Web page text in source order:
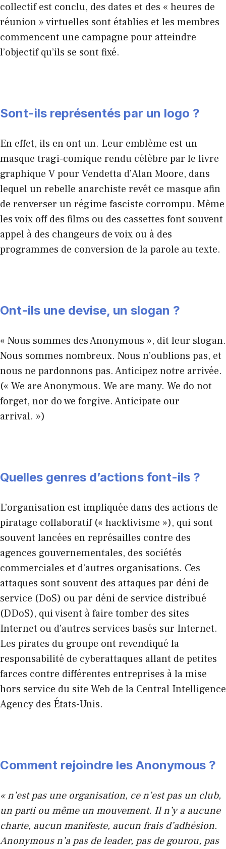
collectif est conclu, des dates et des « heures de
réunion » virtuelles sont établies et les membres
commencent une campagne pour atteindre
l’objectif qu’ils se sont fixé.
Sont-ils représentés par un logo ?
En effet, ils en ont un. Leur emblème est un
masque tragi-comique rendu célèbre par le livre
graphique V pour Vendetta d’Alan Moore, dans
lequel un rebelle anarchiste revêt ce masque afin
de renverser un régime fasciste corrompu. Même
les voix off des films ou des cassettes font souvent
appel à des changeurs de voix ou à des
programmes de conversion de la parole au texte.
Ont-ils une devise, un slogan ?
« Nous sommes des Anonymous », dit leur slogan.
Nous sommes nombreux. Nous n’oublions pas, et
nous ne pardonnons pas. Anticipez notre arrivée.
(« We are Anonymous. We are many. We do not
forget, nor do we forgive. Anticipate our
arrival. »)
Quelles genres d’actions font-ils ?
L’organisation est impliquée dans des actions de
piratage collaboratif (« hacktivisme »), qui sont
souvent lancées en représailles contre des
agences gouvernementales, des sociétés
commerciales et d’autres organisations. Ces
attaques sont souvent des attaques par déni de
service (DoS) ou par déni de service distribué
(DDoS), qui visent à faire tomber des sites
Internet ou d’autres services basés sur Internet.
Les pirates du groupe ont revendiqué la
responsabilité de cyberattaques allant de petites
farces contre différentes entreprises à la mise
hors service du site Web de la Central Intelligence
Agency des États-Unis.
Comment rejoindre les Anonymous ?
« n’est pas une organisation, ce n’est pas un club,
un parti ou même un mouvement. Il n’y a aucune
charte, aucun manifeste, aucun frais d’adhésion.
Anonymous n’a pas de leader, pas de gourou, pas